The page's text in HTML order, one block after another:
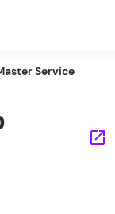
Service